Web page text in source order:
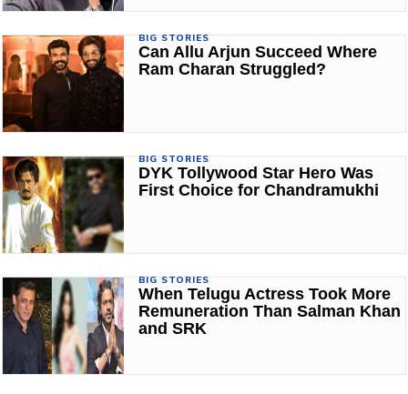
BIG STORIES
Can Allu Arjun Succeed Where
Ram Charan Struggled?
BIG STORIES
DYK Tollywood Star Hero Was
First Choice for Chandramukhi
BIG STORIES
When Telugu Actress Took More
Remuneration Than Salman Khan
and SRK